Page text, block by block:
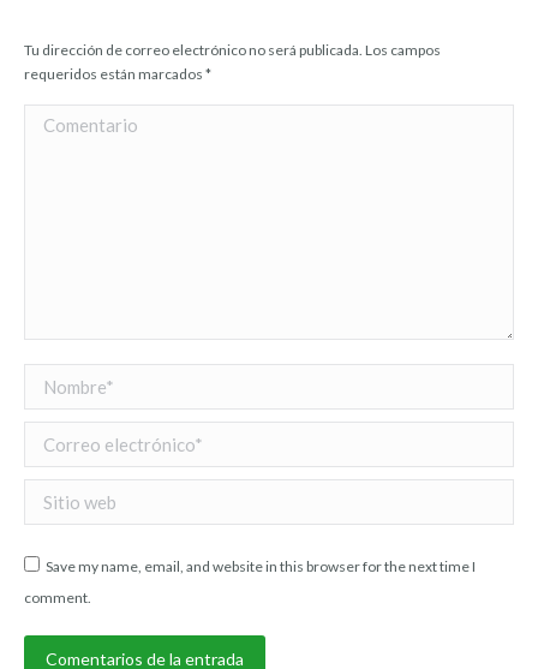
Tu dirección de correo electrónico no será publicada. Los campos
requeridos están marcados *
Comentario
Nombre *
Correo electrónico *
Sitio web
Save my name, email, and website in this browser for the next time I
comment.
Comentarios de la entrada